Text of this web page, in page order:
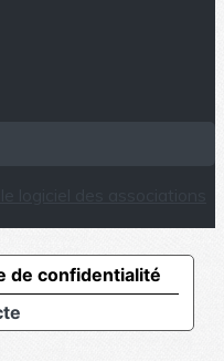
de confidentialité